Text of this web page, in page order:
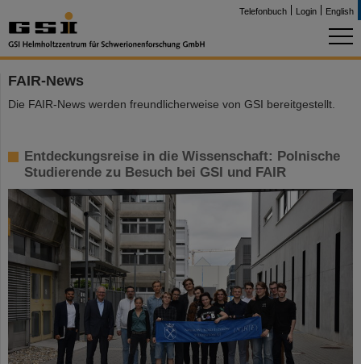
Telefonbuch Login English
FAIR-News
Die FAIR-News werden freundlicherweise von GSI bereitgestellt.
Entdeckungsreise in die Wissenschaft: Polnische
Studierende zu Besuch bei GSI und FAIR